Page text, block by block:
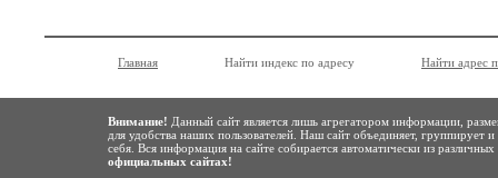
Главная Найти индекс по адресу Найти адрес
Внимание! Данный сайт является лишь агрегатором информации,
для удобства наших пользователей. Наш сайт объединяет,
себя. Вся информация на сайте собирается автоматически из
официальных сайтах!